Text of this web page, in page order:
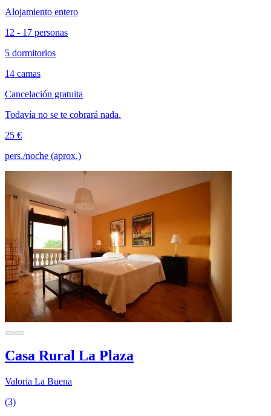
Alojamiento entero
12 - 17 personas
5 dormitorios
14 camas
Cancelación gratuita
Todavía no se te cobrará nada.
25 €
pers./noche (aprox.)
Casa Rural La Plaza
Valoria La Buena
(3)